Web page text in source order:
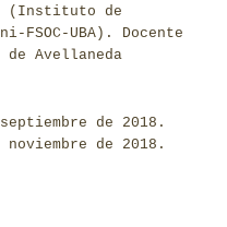
(Instituto de
FSOC-UBA). Docente
Avellaneda
de 2018.
noviembre de 2018.